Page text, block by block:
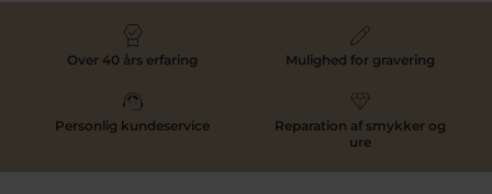
Over 40 års erfaring Mulighed for gravering
Personlig kundeservice
Reparation af smykker og
ure